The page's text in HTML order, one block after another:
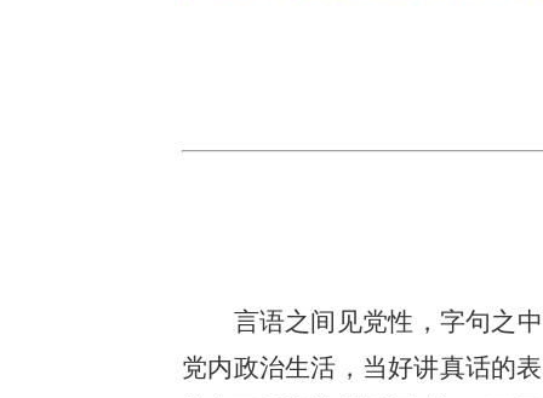
言语之间见党性，字句之
党内政治生活，当好讲真话的